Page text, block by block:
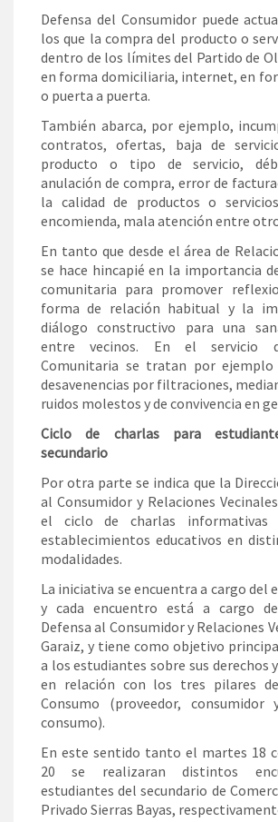
Defensa del Consumidor puede
los que la compra del producto o
dentro de los límites del Partido de
en forma domiciliaria, internet, en
o puerta a puerta.
También abarca, por ejemplo,
contratos, ofertas, baja de
producto o tipo de servicio,
anulación de compra, error de
la calidad de productos o
encomienda, mala atención entre
En tanto que desde el área de
se hace hincapié en la importancia
comunitaria para promover
forma de relación habitual y la
diálogo constructivo para una
entre vecinos. En el servicio
Comunitaria se tratan por ejemplo
desavenencias por filtraciones,
ruidos molestos y de convivencia en
Ciclo de charlas para
secundario
Por otra parte se indica que la
al Consumidor y Relaciones
el ciclo de charlas informativas
establecimientos educativos en
modalidades.
La iniciativa se encuentra a cargo del
y cada encuentro está a cargo
Defensa al Consumidor y Relaciones
Garaiz, y tiene como objetivo
a los estudiantes sobre sus derechos
en relación con los tres pilares
Consumo (proveedor, consumidor
consumo).
En este sentido tanto el martes 18
20 se realizaran distintos
estudiantes del secundario de
Privado Sierras Bayas,